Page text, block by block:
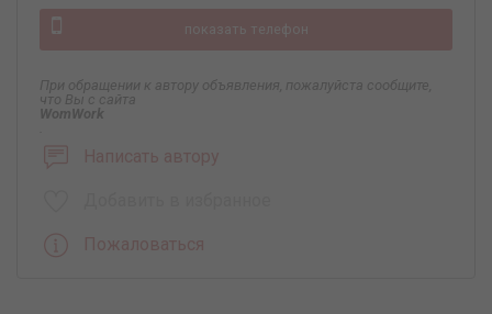
показать телефон
При обращении к автору объявления, пожалуйста сообщите,
что Вы с сайта
WomWork
Написать автору
Пожаловаться